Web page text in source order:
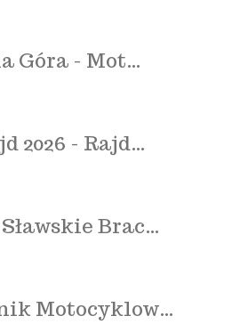
Góra - Mot…
2026 - Rajd…
Brac…
Motocyklow…